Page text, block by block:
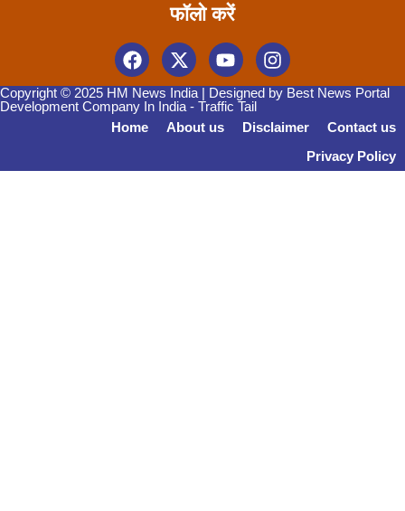
फॉलो करें
Copyright © 2025 HM News India | Designed by Best News Portal
Development Company In India - Traffic Tail
Home
About us Disclaimer
Contact us
Privacy Policy